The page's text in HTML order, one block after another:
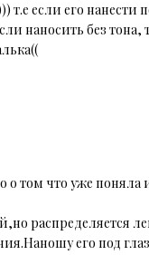
если его нанести
наносить без
том что уже поняла
распределяется
его под